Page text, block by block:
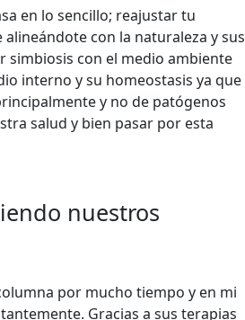
en lo sencillo; reajustar tu
con la naturaleza y sus
simbiosis con el medio ambiente
interno y su homeostasis ya que
y no de patógenos
salud y bien pasar por esta
nuestros
por mucho tiempo y en mi
Gracias a sus terapias